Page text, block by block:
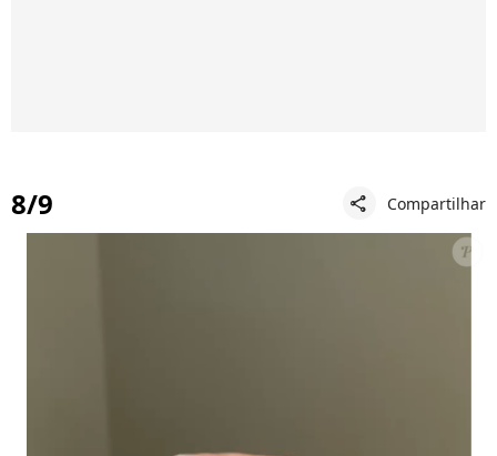
8/9 share Compartilhar